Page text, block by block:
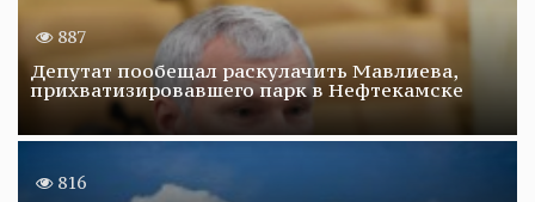
887
Депутат пообещал раскулачить Мавлиева,
прихватизировавшего парк в Нефтекамске
816